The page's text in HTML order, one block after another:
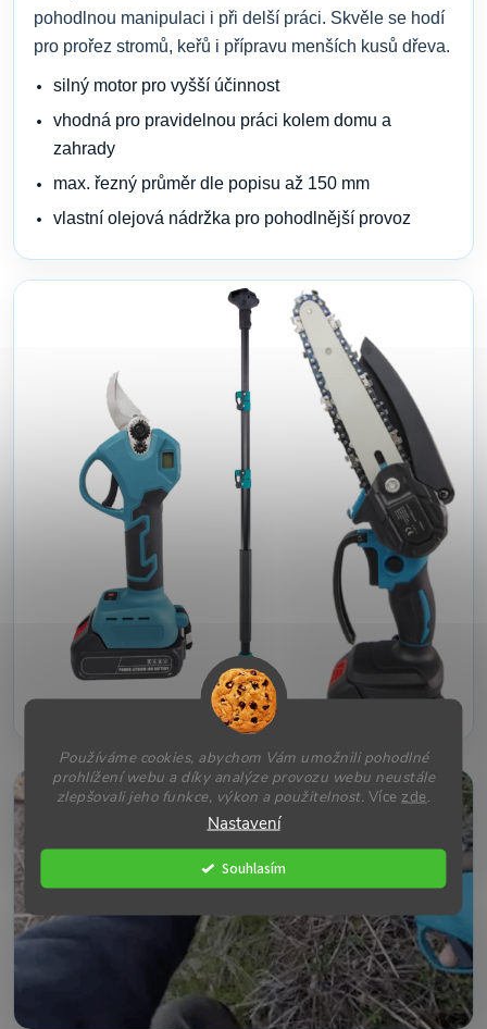
Používáme cookies, abychom Vám umožnili pohodlné
prohlížení webu a díky analýze provozu webu neustále
zlepšovali jeho funkce, výkon a použitelnost. Více zde.
Nastavení
Souhlasím
pohodlnou manipulaci i při delší práci. Skvěle se hodí
pro prořez stromů, keřů i přípravu menších kusů dřeva.
silný motor pro vyšší účinnost
vhodná pro pravidelnou práci kolem domu a
zahrady
max. řezný průměr dle popisu až 150 mm
vlastní olejová nádržka pro pohodlnější provoz